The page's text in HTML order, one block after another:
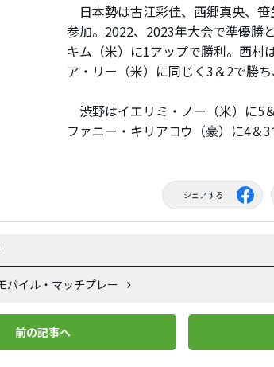
日本勢は古江彩佳、西郷真央、
参加。2022、2023年大会で準優勝
キム（米）に1アップで勝利。西村
ア・リー（米）に同じく3＆2で勝ち
渋野はイエリミ・ノー（米）に5
ファニー・キリアコウ（豪）に4＆3
シェアする
バイル・マッチプレー
前の記事へ